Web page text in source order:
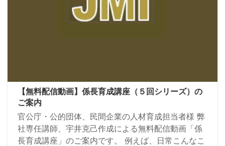
【無料配信動画】係長育成講座（５回シリーズ）の
ご案内
官公庁・公的団体、民間企業の人材育成担当者様 弊
社専任講師、宇井克己作成による無料配信動画「係
長育成講座」のご案内です。 例えば、日常こんなこ